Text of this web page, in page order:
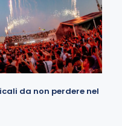
da non perdere nel